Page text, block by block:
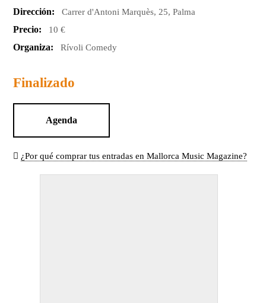
Dirección: Carrer d'Antoni Marquès, 25, Palma
Precio: 10 €
Organiza: Rívoli Comedy
Finalizado
Agenda
¿Por qué comprar tus entradas en Mallorca Music Magazine?